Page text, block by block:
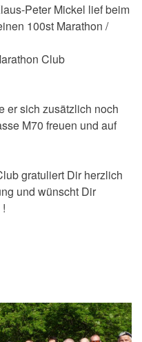
Peter Mickel lief beim
100st Marathon /
Club
er sich zusätzlich noch
M70 freuen und auf
gratuliert Dir herzlich
und wünscht Dir